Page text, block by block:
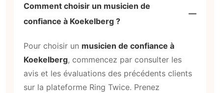
Comment choisir un musicien de
confiance à Koekelberg ?
Pour choisir un musicien de confiance à
Koekelberg, commencez par consulter les
avis et les évaluations des précédents clients
sur la plateforme Ring Twice. Prenez